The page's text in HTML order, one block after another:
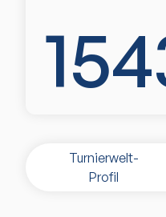
Turnierwelt-
Profil